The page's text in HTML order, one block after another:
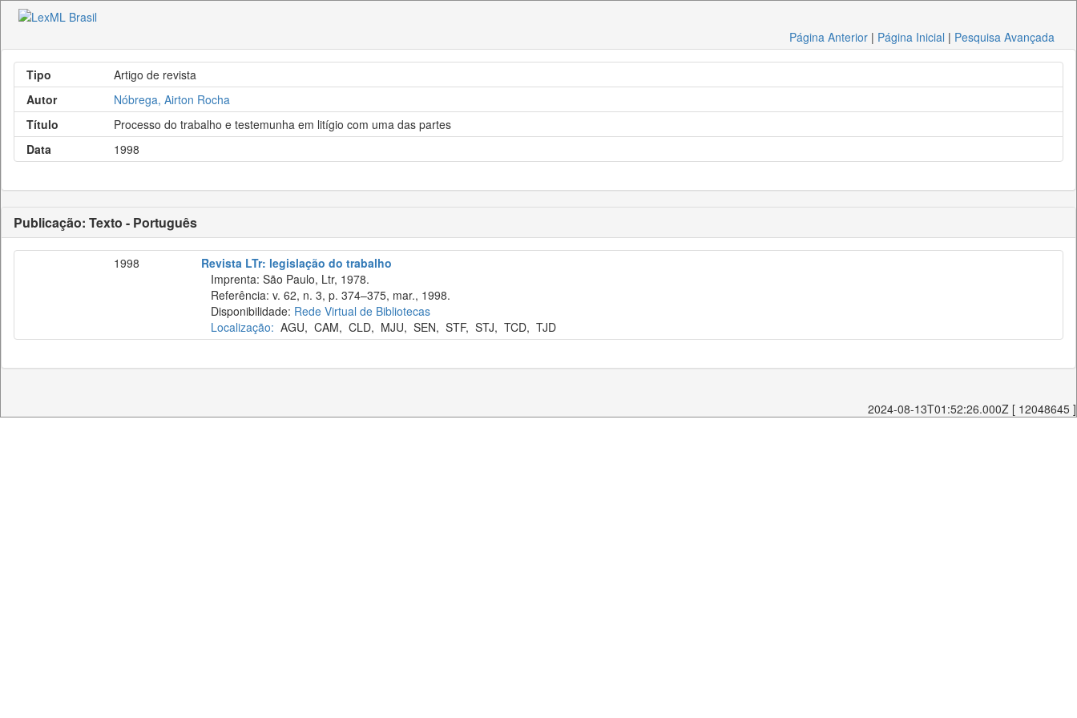
Página Anterior | Página Inicial | Pesquisa Avançada
Tipo
Artigo de revista
Autor
Nóbrega, Airton Rocha
Título
Processo do trabalho e testemunha em litígio com uma das partes
Data
1998
Publicação: Texto - Português
1998
Revista LTr: legislação do trabalho
Imprenta: São Paulo, Ltr, 1978.
Referência: v. 62, n. 3, p. 374–375, mar., 1998.
Disponibilidade: Rede Virtual de Bibliotecas
Localização: AGU, CAM, CLD, MJU, SEN, STF, STJ, TCD, TJD
2024-08-13T01:52:26.000Z [ 12048645 ]